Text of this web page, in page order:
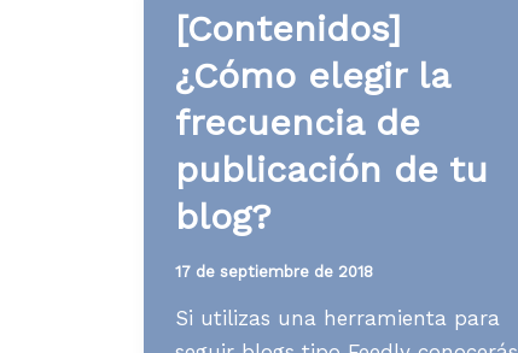
principales
entregables
de
contenidos
[Contenidos]
¿Cómo elegir la
frecuencia de
publicación de tu
blog?
17 de septiembre de 2018
Si utilizas una herramienta para